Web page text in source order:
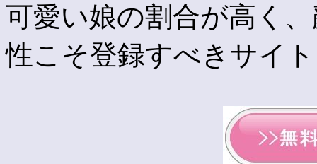
可愛い娘の割合が高く
性こそ登録すべきサイ